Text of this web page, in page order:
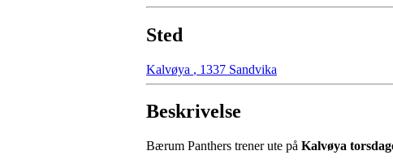
Sted
Kalvøya , 1337 Sandvika
Beskrivelse
Bærum Panthers trener ute på Kalvøya